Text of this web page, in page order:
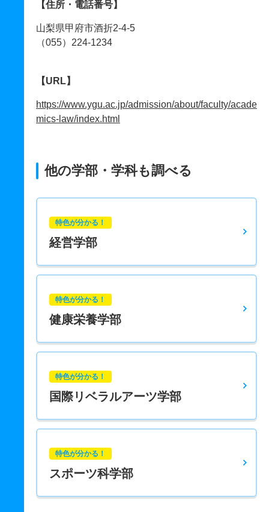
【住所・電話番号】
山梨県甲府市酒折2-4-5
（055）224-1234
【URL】
https://www.ygu.ac.jp/admission/about/faculty/acade
mics-law/index.html
他の学部・学科も調べる
特色が分かる！
経営学部
特色が分かる！
健康栄養学部
特色が分かる！
国際リベラルアーツ学部
特色が分かる！
スポーツ科学部